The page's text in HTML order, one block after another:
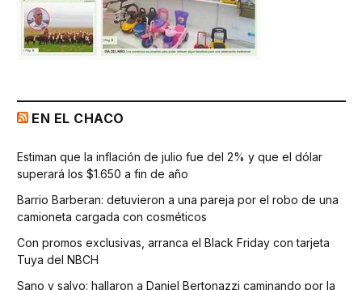
EN EL CHACO
Estiman que la inflación de julio fue del 2% y que el dólar
superará los $1.650 a fin de año
Barrio Barberan: detuvieron a una pareja por el robo de una
camioneta cargada con cosméticos
Con promos exclusivas, arranca el Black Friday con tarjeta
Tuya del NBCH
Sano y salvo: hallaron a Daniel Bertonazzi caminando por la